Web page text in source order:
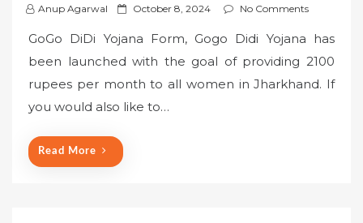
Anup Agarwal
P
s
e
d
October 8, 2024 No Comments
GoGo DiDi Yojana Form, Gogo Didi Yojana has
been launched with the goal of providing 2100
rupees per month to all women in Jharkhand. If
you would also like to…
Read More